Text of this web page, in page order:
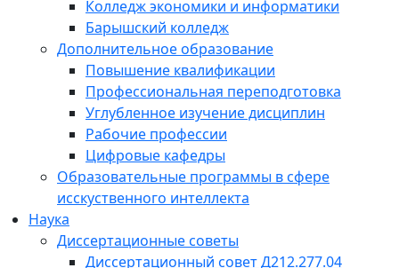
Колледж экономики и информатики
Барышский колледж
Дополнительное образование
Повышение квалификации
Профессиональная переподготовка
Углубленное изучение дисциплин
Рабочие профессии
Цифровые кафедры
Образовательные программы в сфере
исскуственного интеллекта
Наука
Диссертационные советы
Диссертационный совет Д212.277.04